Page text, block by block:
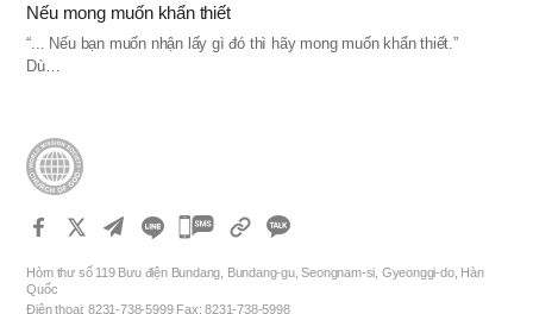
Nếu mong muốn khẩn thiết
“... Nếu bạn muốn nhận lấy gì đó thì hãy mong muốn khẩn thiết.”
Dù…
카
오
Hòm thư số 119 Bưu điện Bundang, Bundang-gu, Seongnam-si, Gyeonggi-do, Hàn
Quốc
Điện thoại: 8231-738-5999 Fax: 8231-738-5998